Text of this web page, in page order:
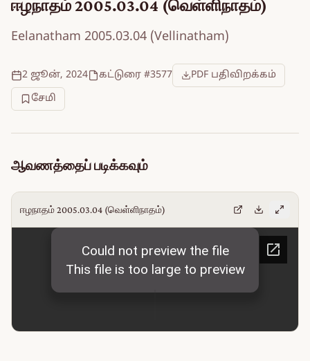
ஈழநாதம் 2005.03.04 (வெள்ளிநாதம்)
Eelanatham 2005.03.04 (Vellinatham)
2 ஜூன், 2024 கட்டுரை #3577
PDF பதிவிறக்கம்
சேமி
ஆவணத்தைப் படிக்கவும்
ஈழநாதம் 2005.03.04 (வெள்ளிநாதம்)